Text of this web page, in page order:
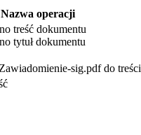
Nazwa operacji
treść dokumentu
tytuł dokumentu
sig.pdf do treści